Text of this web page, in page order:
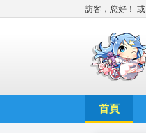
訪客，您好！ 或
首頁